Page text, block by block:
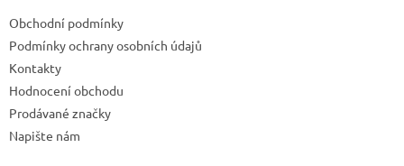
Obchodní podmínky
Podmínky ochrany osobních údajů
Kontakty
Hodnocení obchodu
Prodávané značky
Napište nám